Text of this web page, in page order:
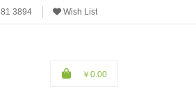
3894 Wish List
￥0.00